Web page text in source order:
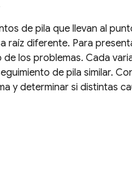
de pila que llevan al
raíz diferente. Para
los problemas. Cada
de pila similar.
y determinar si distintas